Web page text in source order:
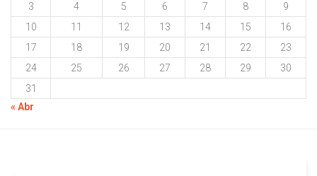
3
4 5 6 7 8
9
10
11 12 13 14 15
16
17
18 19 20 21 22
23
24
25 26 27 28 29
30
31
« Abr